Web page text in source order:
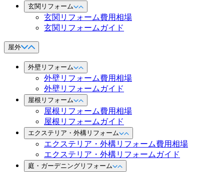
玄関リフォーム
玄関リフォーム費用相場
玄関リフォームガイド
屋外
外壁リフォーム
外壁リフォーム費用相場
外壁リフォームガイド
屋根リフォーム
屋根リフォーム費用相場
屋根リフォームガイド
エクステリア・外構リフォーム
エクステリア・外構リフォーム費用相場
エクステリア・外構リフォームガイド
庭・ガーデニングリフォーム